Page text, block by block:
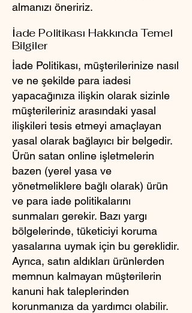
almanızı öneririz.
İade Politikası Hakkında Temel
Bilgiler
İade Politikası, müşterilerinize nasıl
ve ne şekilde para iadesi
yapacağınıza ilişkin olarak sizinle
müşterileriniz arasındaki yasal
ilişkileri tesis etmeyi amaçlayan
yasal olarak bağlayıcı bir belgedir.
Ürün satan online işletmelerin
bazen (yerel yasa ve
yönetmeliklere bağlı olarak) ürün
ve para iade politikalarını
sunmaları gerekir. Bazı yargı
bölgelerinde, tüketiciyi koruma
yasalarına uymak için bu gereklidir.
Ayrıca, satın aldıkları ürünlerden
memnun kalmayan müşterilerin
kanuni hak taleplerinden
korunmanıza da yardımcı olabilir.